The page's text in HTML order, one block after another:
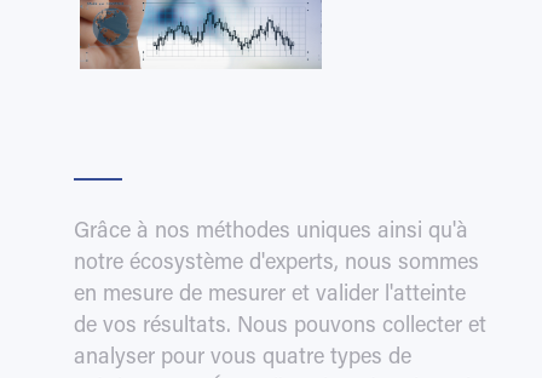
Grâce à nos méthodes uniques ainsi qu'à
notre écosystème d'experts, nous sommes
en mesure de mesurer et valider l'atteinte
de vos résultats. Nous pouvons collecter et
analyser pour vous quatre types de